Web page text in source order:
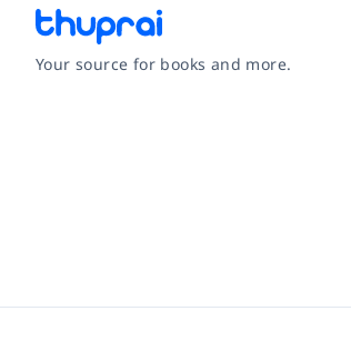
Your source for books and more.